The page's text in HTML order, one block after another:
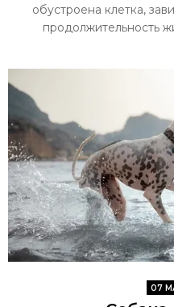
обустроена клетка,
продолжительность
07